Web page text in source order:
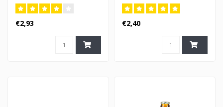
€2,93 €2,40